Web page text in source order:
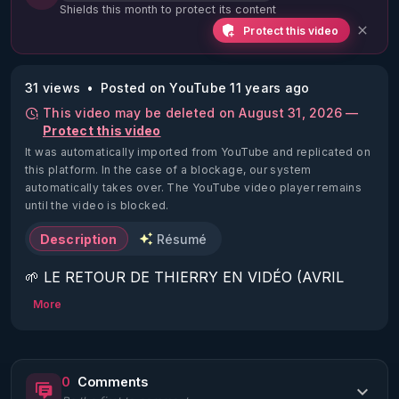
Shields this month to protect its content
Protect this video
31 views
Posted on YouTube 11 years ago
This video may be deleted on August 31, 2026 —
Protect this video
It was automatically imported from YouTube and replicated on
this platform. In the case of a blockage, our system
automatically takes over. The YouTube video player remains
until the video is blocked.
Description Résumé
🌱 LE RETOUR DE THIERRY EN VIDÉO (AVRIL
2022)!
https://www.rgnr.fr/presentation.html
More
0 Comments